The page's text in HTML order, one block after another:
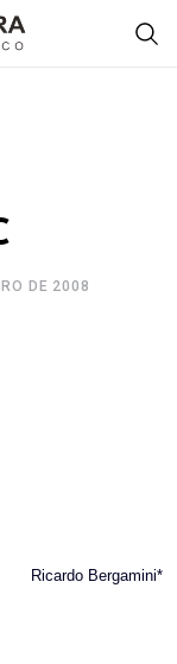
DE 2008
Ricardo Bergamini*